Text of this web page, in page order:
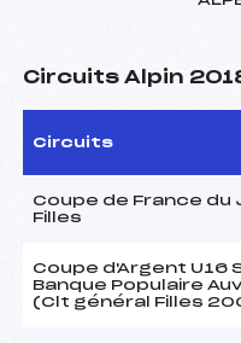
Circuits Alpin
Circuits
Coupe de France du
Filles
Coupe d'Argent U16
Banque Populaire
(Clt général Filles